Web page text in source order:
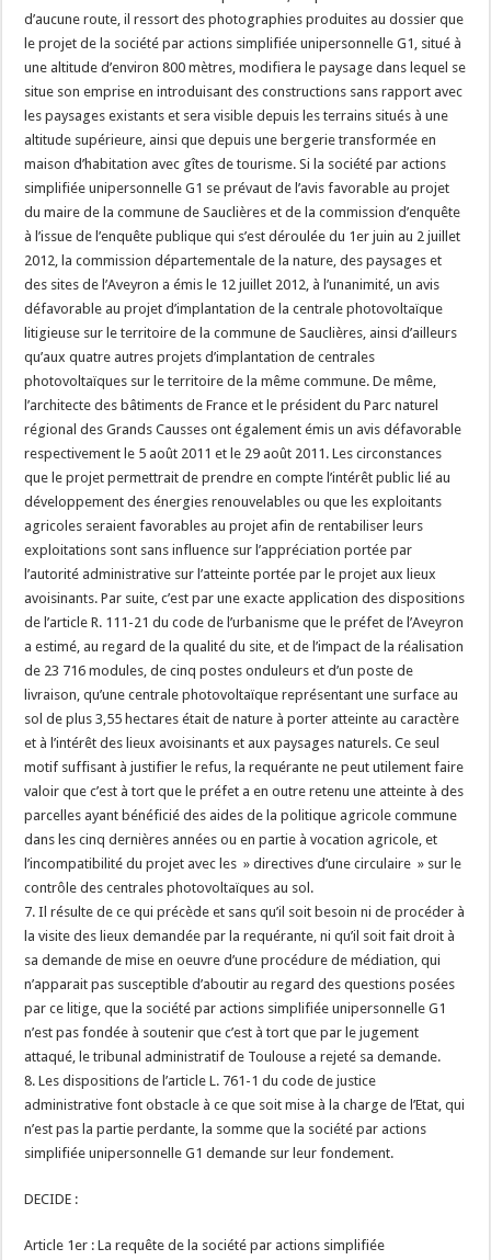
d’aucune route, il ressort des photographies produites au dossier que
le projet de la société par actions simplifiée unipersonnelle G1, situé à
une altitude d’environ 800 mètres, modifiera le paysage dans lequel se
situe son emprise en introduisant des constructions sans rapport avec
les paysages existants et sera visible depuis les terrains situés à une
altitude supérieure, ainsi que depuis une bergerie transformée en
maison d’habitation avec gîtes de tourisme. Si la société par actions
simplifiée unipersonnelle G1 se prévaut de l’avis favorable au projet
du maire de la commune de Sauclières et de la commission d’enquête
à l’issue de l’enquête publique qui s’est déroulée du 1er juin au 2 juillet
2012, la commission départementale de la nature, des paysages et
des sites de l’Aveyron a émis le 12 juillet 2012, à l’unanimité, un avis
défavorable au projet d’implantation de la centrale photovoltaïque
litigieuse sur le territoire de la commune de Sauclières, ainsi d’ailleurs
qu’aux quatre autres projets d’implantation de centrales
photovoltaïques sur le territoire de la même commune. De même,
l’architecte des bâtiments de France et le président du Parc naturel
régional des Grands Causses ont également émis un avis défavorable
respectivement le 5 août 2011 et le 29 août 2011. Les circonstances
que le projet permettrait de prendre en compte l’intérêt public lié au
développement des énergies renouvelables ou que les exploitants
agricoles seraient favorables au projet afin de rentabiliser leurs
exploitations sont sans influence sur l’appréciation portée par
l’autorité administrative sur l’atteinte portée par le projet aux lieux
avoisinants. Par suite, c’est par une exacte application des dispositions
de l’article R. 111-21 du code de l’urbanisme que le préfet de l’Aveyron
a estimé, au regard de la qualité du site, et de l’impact de la réalisation
de 23 716 modules, de cinq postes onduleurs et d’un poste de
livraison, qu’une centrale photovoltaïque représentant une surface au
sol de plus 3,55 hectares était de nature à porter atteinte au caractère
et à l’intérêt des lieux avoisinants et aux paysages naturels. Ce seul
motif suffisant à justifier le refus, la requérante ne peut utilement faire
valoir que c’est à tort que le préfet a en outre retenu une atteinte à des
parcelles ayant bénéficié des aides de la politique agricole commune
dans les cinq dernières années ou en partie à vocation agricole, et
l’incompatibilité du projet avec les » directives d’une circulaire » sur le
contrôle des centrales photovoltaïques au sol.
7. Il résulte de ce qui précède et sans qu’il soit besoin ni de procéder à
la visite des lieux demandée par la requérante, ni qu’il soit fait droit à
sa demande de mise en oeuvre d’une procédure de médiation, qui
n’apparait pas susceptible d’aboutir au regard des questions posées
par ce litige, que la société par actions simplifiée unipersonnelle G1
n’est pas fondée à soutenir que c’est à tort que par le jugement
attaqué, le tribunal administratif de Toulouse a rejeté sa demande.
8. Les dispositions de l’article L. 761-1 du code de justice
administrative font obstacle à ce que soit mise à la charge de l’Etat, qui
n’est pas la partie perdante, la somme que la société par actions
simplifiée unipersonnelle G1 demande sur leur fondement.
DECIDE :
Article 1er : La requête de la société par actions simplifiée